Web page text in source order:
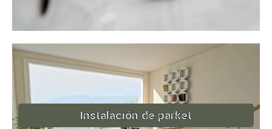
Instalación de parket